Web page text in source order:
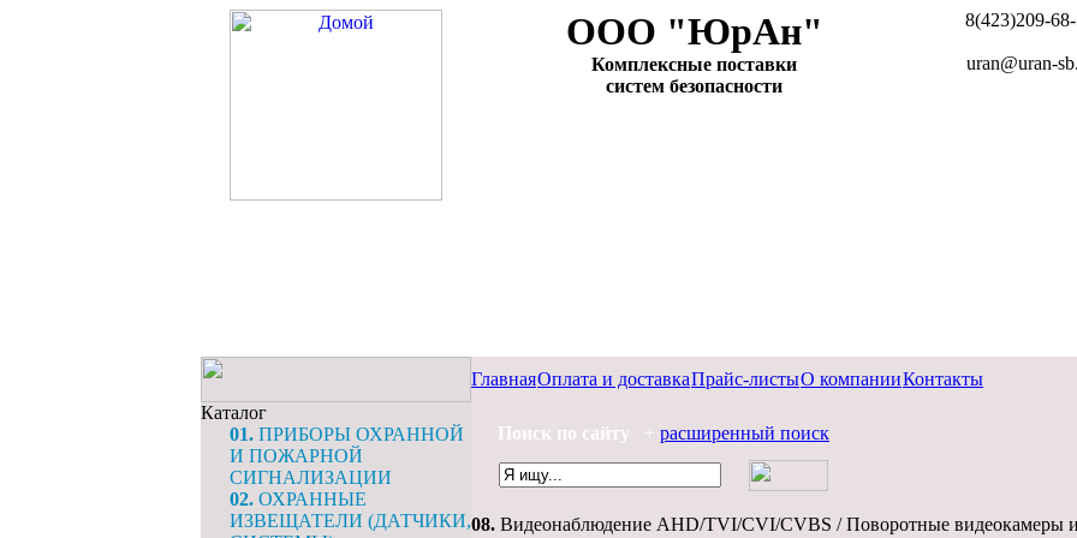
ООО "ЮрАн"
Комплексные поставки
систем безопасности
8(423)209-
uran@uran-
ГлавнаяОплата и доставкаПрайс-листыО компанииКонтакты
Каталог
01. ПРИБОРЫ ОХРАННОЙ
И ПОЖАРНОЙ
СИГНАЛИЗАЦИИ
02. ОХРАННЫЕ
ИЗВЕЩАТЕЛИ (ДАТЧИКИ,
Поиск по сайту + расширенный поиск
08. Видеонаблюдение AHD/TVI/CVI/CVBS / Поворотные видеокамеры